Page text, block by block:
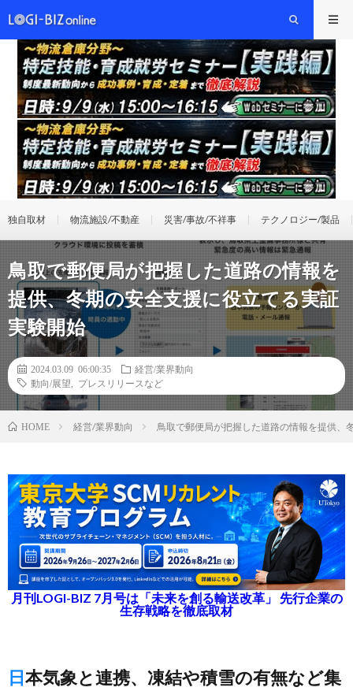
独自取材 物流施設/不動産 災害/事故/不祥事 テクノロジー/製品
鳥取で郵便局が把握した道路の情報を
提供、冬期の安全支援に役立てる実証
実験開始
2024.03.09 06:00:35
経営/業界動向
動向/展望
プレスリリースなど
HOME 経営/業界動向 鳥取で郵便局が把握した道路の情報を提供、
月刊LOGI-BIZ 7月号は「未来を創る輸送改革」 先行企業の
生存戦略を徹底取材
日本気象と連携、凍結や積雪の有無など集